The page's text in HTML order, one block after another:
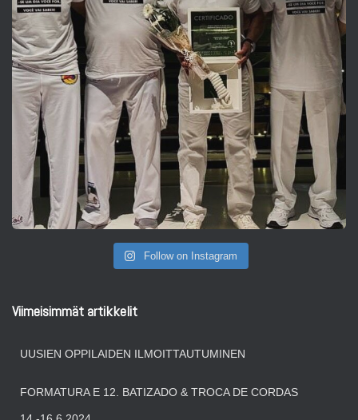
Follow on Instagram
Viimeisimmät artikkelit
UUSIEN OPPILAIDEN ILMOITTAUTUMINEN
FORMATURA E 12. BATIZADO & TROCA DE CORDAS